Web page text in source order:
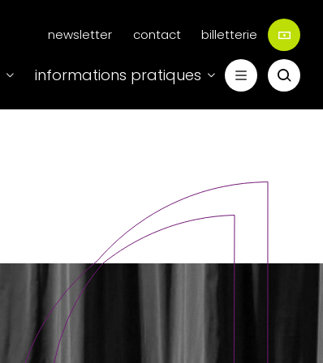
Menu
secondaire
newsletter contact billetterie
informations pratiques